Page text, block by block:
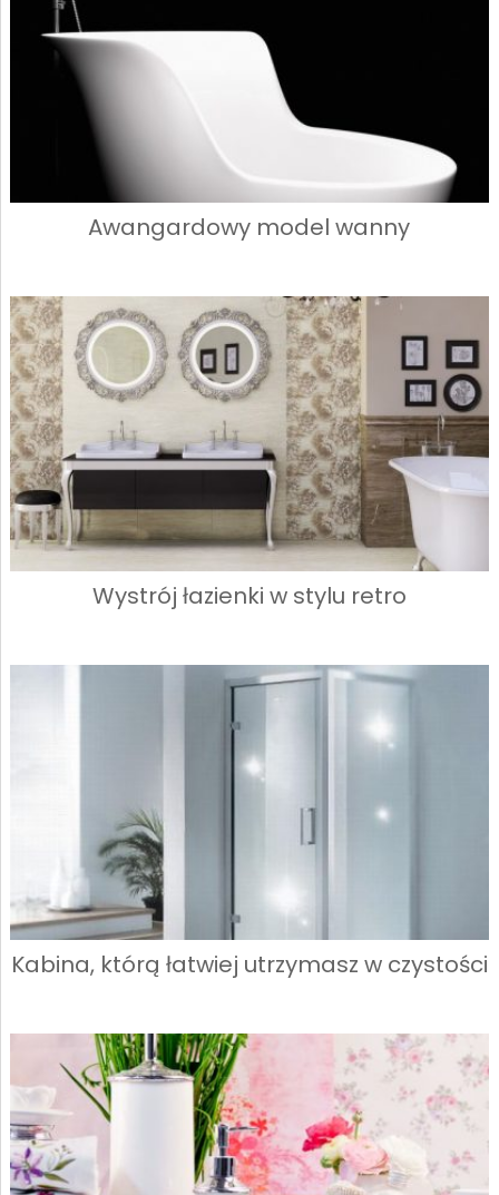
Awangardowy model wanny
Wystrój łazienki w stylu retro
Kabina, którą łatwiej utrzymasz w czystości